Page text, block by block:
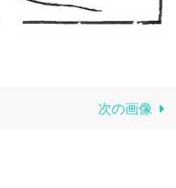
次の画像